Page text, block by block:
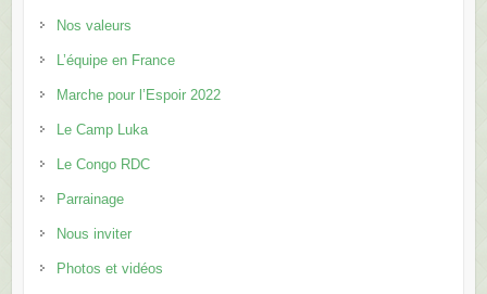
Nos valeurs
L’équipe en France
Marche pour l’Espoir 2022
Le Camp Luka
Le Congo RDC
Parrainage
Nous inviter
Photos et vidéos